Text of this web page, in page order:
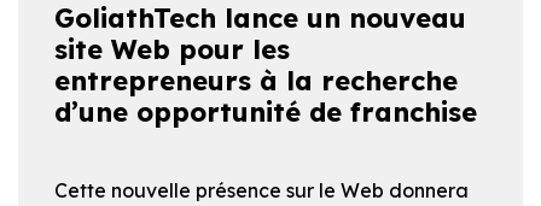
GoliathTech lance un nouveau
site Web pour les
entrepreneurs à la recherche
d’une opportunité de franchise
Cette nouvelle présence sur le Web donnera